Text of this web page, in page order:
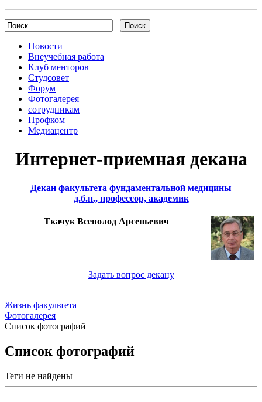
Новости
Внеучебная работа
Клуб менторов
Студсовет
Форум
Фотогалерея
сотрудникам
Профком
Медиацентр
Интернет-приемная декана
Декан факультета фундаментальной медицины
д.б.н., профессор, академик
Ткачук Всеволод Арсеньевич
Задать вопрос декану
Жизнь факультета
Фотогалерея
Список фотографий
Список фотографий
Теги не найдены